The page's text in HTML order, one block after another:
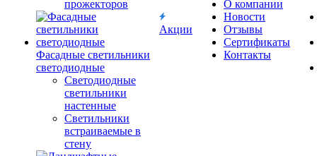
прожекторов
Фасадные светильники
светодиодные
Светодиодные
светильники
настенные
Светильники
встраиваемые в
стену
Акции
О компании
Новости
Отзывы
Сертификаты
Контакты